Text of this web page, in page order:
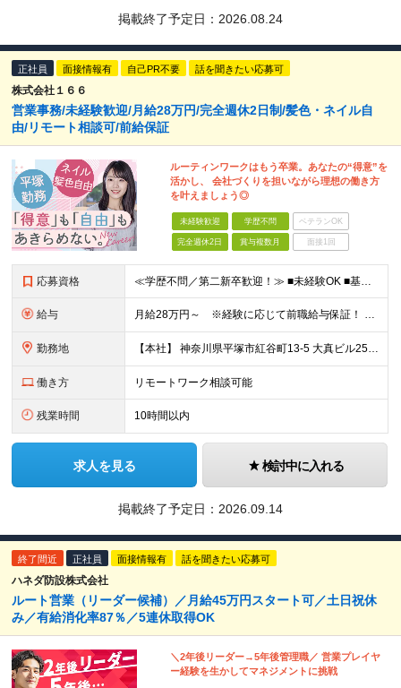
掲載終了予定日： 2026.08.24
正社員 面接情報有 自己PR不要 話を聞きたい応募可
株式会社１６６
営業事務/未経験歓迎/月給28万円/完全週休2日制/髪色・ネイル自
由/リモート相談可/前給保証
ルーティンワークはもう卒業。あなたの“得意”を
活かし、 会社づくりを担いながら理想の働き方
を叶えましょう◎
未経験歓迎 学歴不問 ベテランOK
完全週休2日 賞与複数月 面接1回
応募資格 ≪学歴不問／第二新卒歓迎！≫ ■未経験OK ■基本的なPC操作ができる方（Excelの基本関数・Wordなど） 【こんな方にピッタリです】 ・ルーティンワークだけでなく、適性に合わせて業務の幅を広げ
給与 月給28万円～ ※経験に応じて前職給与保証！ ★頑張りはしっかり還元される環境です！ 月給28万円スタートという安定した収入に加え、 業績に連動した決算賞与（年2回）を支給します。 ※経験・能力を
勤務地 【本社】 神奈川県平塚市紅谷町13-5 大真ビル25階 ★満員電車のストレスとは無縁の環境！ 都心から通う場合、通勤ラッシュとは「逆方向」の電車になるため、 朝から満員電車でもみくちゃにされる…なん
働き方 リモートワーク相談可能
残業時間 10時間以内
求人を見る 検討中に入れる
掲載終了予定日： 2026.09.14
終了間近 正社員 面接情報有 話を聞きたい応募可
ハネダ防設株式会社
ルート営業（リーダー候補）／月給45万円スタート可／土日祝休
み／有給消化率87％／5連休取得OK
＼2年後リーダー→5年後管理職／ 営業プレイヤ
ー経験を生かしてマネジメントに挑戦